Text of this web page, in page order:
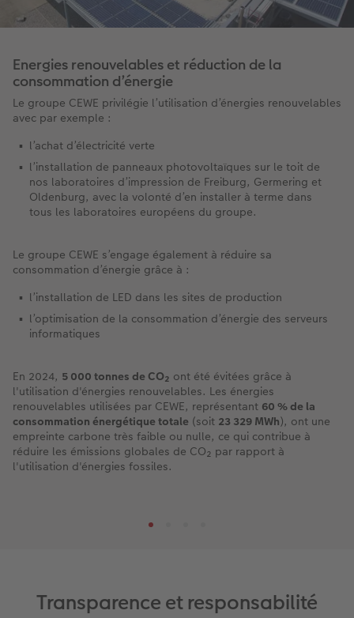
Energies renouvelables et réduction de la
consommation d’énergie
Le groupe CEWE privilégie l’utilisation d’énergies renouvelables
avec par exemple :​
l’achat d’électricité verte​
l’installation de panneaux photovoltaïques sur le toit de
nos laboratoires d’impression de Freiburg, Germering et
Oldenburg, avec la volonté d’en installer à terme dans
tous les laboratoires européens du groupe.​
Le groupe CEWE s’engage également à réduire sa
consommation d’énergie grâce à :​
l’installation de LED dans les sites de production​
l’optimisation de la consommation d’énergie des serveurs
informatiques​
En 2024, 5 000 tonnes de CO₂ ont été évitées grâce à
l'utilisation d'énergies renouvelables. Les énergies
renouvelables utilisées par CEWE, représentant 60 % de la
consommation énergétique totale (soit 23 329 MWh), ont une
empreinte carbone très faible ou nulle, ce qui contribue à
réduire les émissions globales de CO₂ par rapport à
l'utilisation d'énergies fossiles.
Transparence et responsabilité